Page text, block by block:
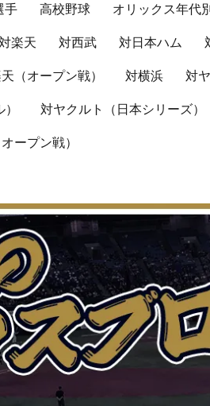
手 高校野球 オリックス年代
対楽天 対西武 対日本ハム
（オープン戦） 対横浜 対
対ヤクルト（日本シリーズ）
ープン戦）